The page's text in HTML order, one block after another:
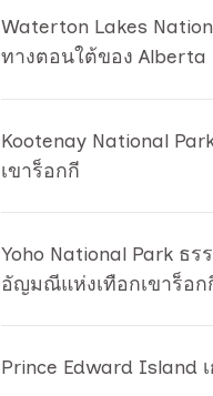
Waterton Lakes
ทางตอนใต้ของ Alberta
Kootenay National
เขาร็อกกี
Yoho National Park ธ
อัญมณีแห่งเทือกเขาร็อก
Prince Edward Island